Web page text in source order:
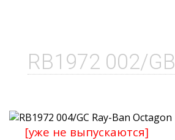
RB1972 002/GB
[уже не выпускаются]